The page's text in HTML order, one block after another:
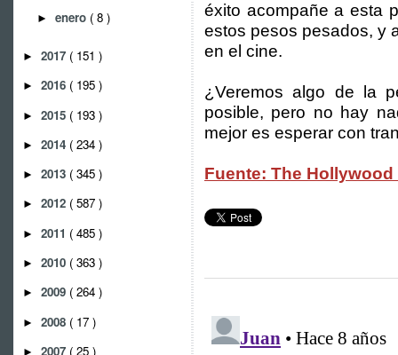
► enero ( 8 )
► 2017 ( 151 )
► 2016 ( 195 )
► 2015 ( 193 )
► 2014 ( 234 )
► 2013 ( 345 )
► 2012 ( 587 )
► 2011 ( 485 )
► 2010 ( 363 )
► 2009 ( 264 )
► 2008 ( 17 )
► 2007 ( 25 )
éxito acompañe a esta
estos pesos pesados, y
en el cine.
¿Veremos algo de la
posible, pero no hay
mejor es esperar con
Fuente: The Hollywood